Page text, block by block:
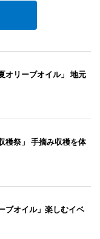
オリーブオイル」 地元
穫祭」 手摘み収穫を体
ブオイル」楽しむイベ